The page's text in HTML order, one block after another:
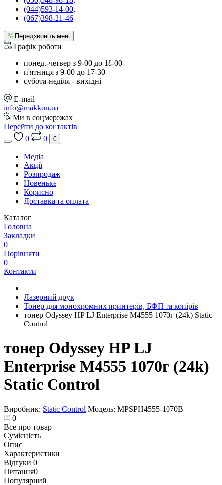
(044)593-14-00,
(067)398-21-46
Передзвоніть мені
Графік роботи
понед.-четвер з 9-00 до 18-00
п'ятниця з 9-00 до 17-30
cубота-неділя - вихідні
E-mail
info@makkon.ua
Ми в соцмережах
Перейти до контактів
0
0 0
Медіа
Акції
Розпродаж
Новеньке
Корисно
Доставка та оплата
Каталог
Головна
Закладки
0
Порівняти
0
Контакти
Лазерний друк
Тонер для монохромних принтерів, БФП та копірів
тонер Odyssey HP LJ Enterprise M4555 1070г (24k) Static
Control
тонер Odyssey HP LJ
Enterprise M4555 1070г (24k)
Static Control
Виробник: Static Control Модель: MPSPH4555-1070B
0
Все про товар
Сумісність
Опис
Характеристики
Відгуки 0
Питання0
Популярний